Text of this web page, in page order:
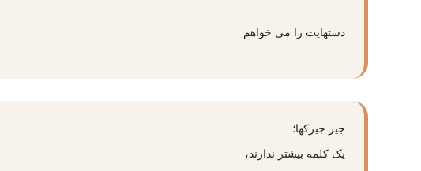
دستهایت را می خواهم
ﺟﯿﺮ ﺟﯿﺮﮐﻬﺎ؛
ﯾﮏ ﮐﻠﻤﻪ ﺑﯿﺸﺘﺮ ﻧﺪﺍﺭﻧﺪ،